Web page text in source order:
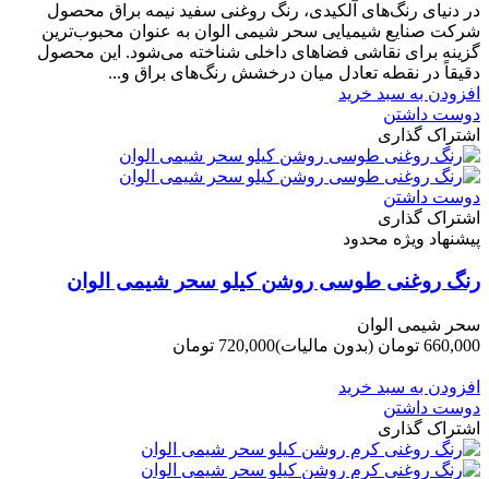
در دنیای رنگ‌های آلکیدی، رنگ روغنی سفید نیمه براق محصول
شرکت صنایع شیمیایی سحر شیمی الوان به عنوان محبوب‌ترین
گزینه برای نقاشی فضاهای داخلی شناخته می‌شود. این محصول
دقیقاً در نقطه تعادل میان درخشش رنگ‌های براق و...
افزودن به سبد خرید
دوست داشتن
اشتراک گذاری
دوست داشتن
اشتراک گذاری
پیشنهاد ویژه محدود
رنگ روغنی طوسی روشن کیلو سحر شیمی الوان
سحر شیمی الوان
660,000 تومان
(بدون مالیات)720,000 تومان
افزودن به سبد خرید
دوست داشتن
اشتراک گذاری